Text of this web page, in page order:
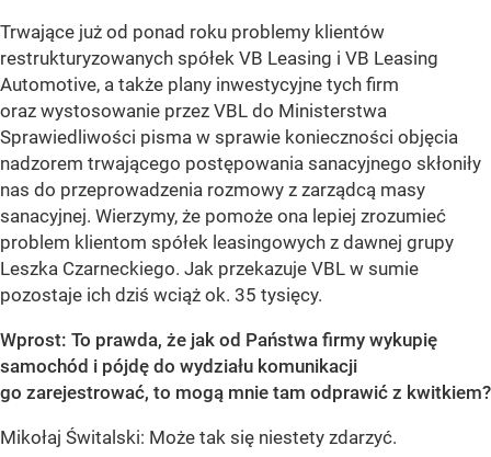
Trwające już od ponad roku problemy klientów
restrukturyzowanych spółek VB Leasing i VB Leasing
Automotive, a także plany inwestycyjne tych firm
oraz wystosowanie przez VBL do Ministerstwa
Sprawiedliwości pisma w sprawie konieczności objęcia
nadzorem trwającego postępowania sanacyjnego skłoniły
nas do przeprowadzenia rozmowy z zarządcą masy
sanacyjnej. Wierzymy, że pomoże ona lepiej zrozumieć
problem klientom spółek leasingowych z dawnej grupy
Leszka Czarneckiego. Jak przekazuje VBL w sumie
pozostaje ich dziś wciąż ok. 35 tysięcy.
Wprost: To prawda, że jak od Państwa firmy wykupię
samochód i pójdę do wydziału komunikacji
go zarejestrować, to mogą mnie tam odprawić z kwitkiem?
Mikołaj Świtalski: Może tak się niestety zdarzyć.